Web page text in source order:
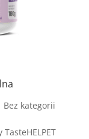
kategorii